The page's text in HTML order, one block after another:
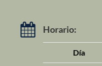
Horario:
Día